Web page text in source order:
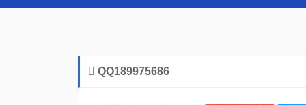
QQ189975686